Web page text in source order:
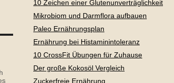
10 Zeichen einer Glutenunverträglichkeit
Mikrobiom und Darmflora aufbauen
Paleo Ernährungsplan
Ernährung bei Histaminintoleranz
10 CrossFit Übungen für Zuhause
Der große Kokosöl Vergleich
Zuckerfreie Ernährung